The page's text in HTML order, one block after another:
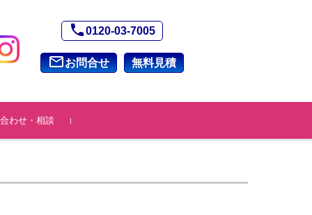
phone0120-03-7005
mail_outlineお問合せ 無料見積
わせ・相談